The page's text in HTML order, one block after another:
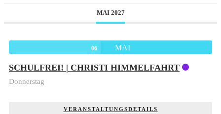
MAI 2027
06 MAI
SCHULFREI! | CHRISTI HIMMELFAHRT
Donnerstag
VERANSTALTUNGSDETAILS